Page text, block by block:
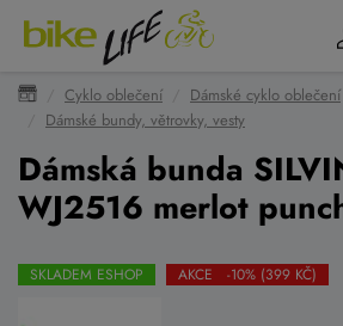
Cyklo oblečení
Dámské cyklo oblečení
Dámské bundy, větrovky, vesty
Dámská bunda
WJ2516 merlot
SKLADEM ESHOP AKCE -10% (399 KČ)